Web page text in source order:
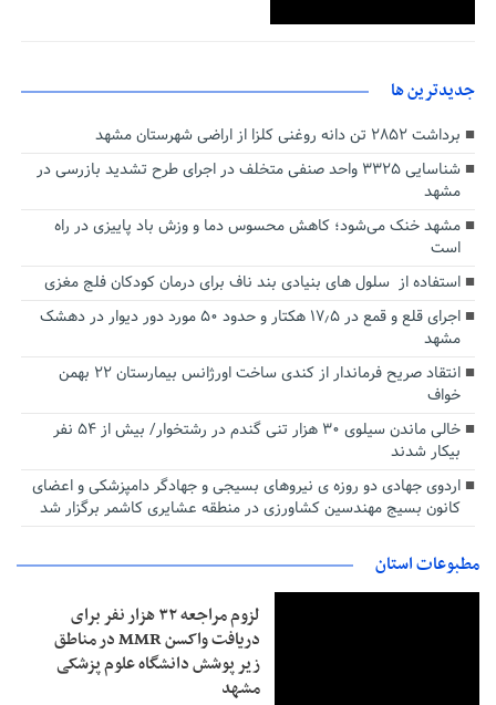
جديدترين ها
برداشت ۲۸۵۲ تن دانه روغنی کلزا از اراضی شهرستان مشهد
شناسایی ۳۳۲۵ واحد صنفی متخلف در اجرای طرح تشدید بازرسی در
مشهد
مشهد خنک می‌شود؛ کاهش محسوس دما و وزش باد پاییزی در راه
است
استفاده از سلول های بنیادی بند ناف برای درمان کودکان فلج مغزی
اجرای قلع و قمع در ۱۷٫۵ هکتار و حدود ۵۰ مورد دور دیوار در دهشک
مشهد
انتقاد صریح فرماندار از کندی ساخت اورژانس بیمارستان ۲۲ بهمن
خواف
خالی ماندن سیلوی ۳۰ هزار تنی گندم در رشتخوار/ بیش از ۵۴ نفر
بیکار شدند
اردوی جهادی دو روزه ی نیرو‌های بسیجی و جهادگر دامپزشکی و اعضای
کانون بسیج مهندسین کشاورزی در منطقه عشایری کاشمر برگزار شد
مطبوعات استان
لزوم مراجعه ۳۲ هزار نفر برای
دریافت واکسن MMR در مناطق
زیر پوشش دانشگاه علوم پزشکی
مشهد